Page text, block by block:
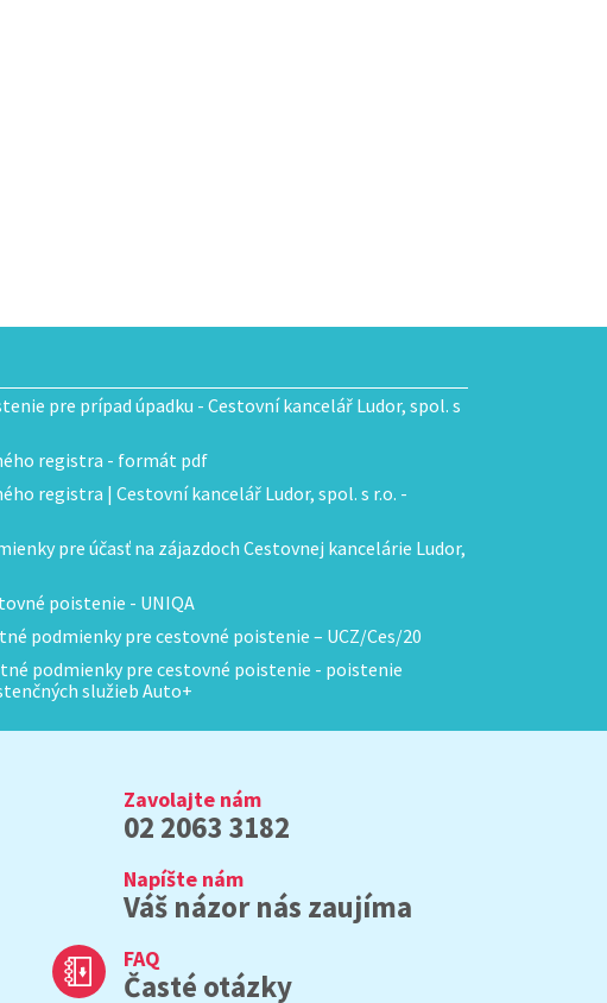
pre prípad úpadku - Cestovní kancelář Ludor, spol. s
registra - formát pdf
registra | Cestovní kancelář Ludor, spol. s r.o. -
pre účasť na zájazdoch Cestovnej kancelárie Ludor,
poistenie - UNIQA
podmienky pre cestovné poistenie – UCZ/Ces/20
podmienky pre cestovné poistenie - poistenie
služieb Auto+
Zavolajte nám
02 2063 3182
Napíšte nám
Váš názor nás zaujíma
FAQ
Časté otázky